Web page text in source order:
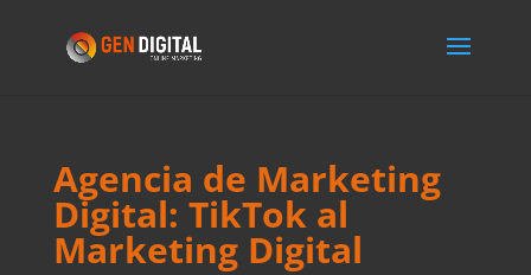
Agencia de Marketing
Digital: TikTok al
Marketing Digital